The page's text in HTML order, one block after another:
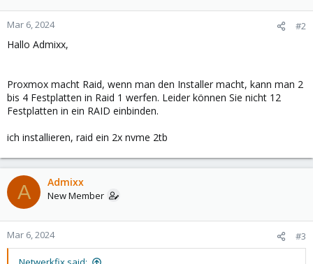
Mar 6, 2024 #2
Hallo Admixx,
Proxmox macht Raid, wenn man den Installer macht, kann man 2
bis 4 Festplatten in Raid 1 werfen. Leider können Sie nicht 12
Festplatten in ein RAID einbinden.
ich installieren, raid ein 2x nvme 2tb
A Admixx
New Member
Mar 6, 2024 #3